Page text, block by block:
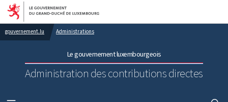
Aller au menu principal
Aller au contenu
gouvernement.lu Administrations
Le gouvernement luxembourgeois
Administration des contributions directes